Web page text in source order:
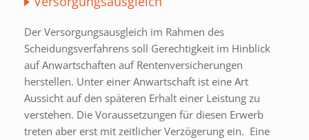
Der Versorgungsausgleich im Rahmen des
Scheidungsverfahrens soll Gerechtigkeit im Hinblick
auf Anwartschaften auf Rentenversicherungen
herstellen. Unter einer Anwartschaft ist eine Art
Aussicht auf den späteren Erhalt einer Leistung zu
verstehen. Die Voraussetzungen für diesen Erwerb
treten aber erst mit zeitlicher Verzögerung ein. Eine